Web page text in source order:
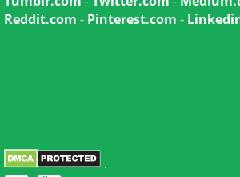
Reddit.com - Pinterest.com -
.